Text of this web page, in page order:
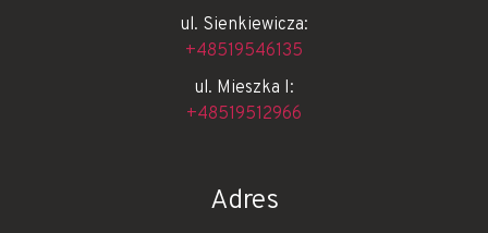
ul. Sienkiewicza:
+48519546135
ul. Mieszka I:
+48519512966
Adres